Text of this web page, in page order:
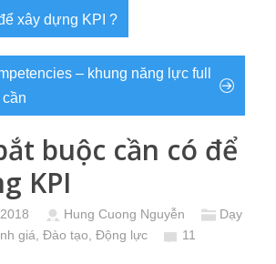
xây dựng KPI ?
– khung năng lực full
buộc cần có để
KPI
Hung Cuong Nguyễn
Dạy
giá, Đào tạo, Động lực
11